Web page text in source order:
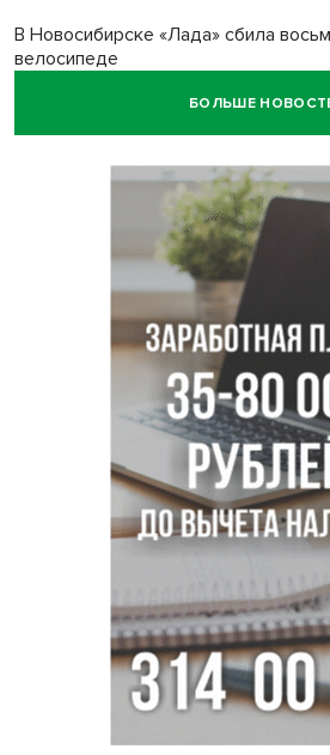
В Новосибирске «Лада» сбила
велосипеде
БОЛЬШЕ